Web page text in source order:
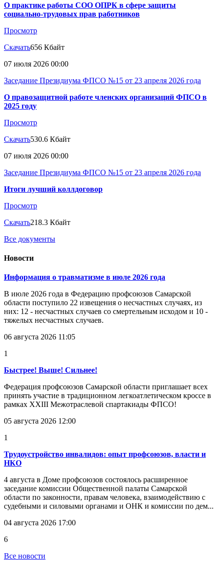
О практике работы СОО ОПРК в сфере защиты
социально-трудовых прав работников
Просмотр
Скачать656 Кбайт
07 июля 2026 00:00
Заседание Президиума ФПСО №15 от 23 апреля 2026 года
О правозащитной работе членских организаций ФПСО в
2025 году
Просмотр
Скачать530.6 Кбайт
07 июля 2026 00:00
Заседание Президиума ФПСО №15 от 23 апреля 2026 года
Итоги лучший коллдоговор
Просмотр
Скачать218.3 Кбайт
Все документы
Новости
Информация о травматизме в июле 2026 года
В июле 2026 года в Федерацию профсоюзов Самарской
области поступило 22 извещения о несчастных случаях, из
них: 12 - несчастных случаев со смертельным исходом и 10 -
тяжелых несчастных случаев.
06 августа 2026 11:05
1
Быстрее! Выше! Сильнее!
Федерация профсоюзов Самарской области приглашает всех
принять участие в традиционном легкоатлетическом кроссе в
рамках XXIII Межотраслевой спартакиады ФПСО!
05 августа 2026 12:00
1
Трудоустройство инвалидов: опыт профсоюзов, власти и
НКО
4 августа в Доме профсоюзов состоялось расширенное
заседание комиссии Общественной палаты Самарской
области по законности, правам человека, взаимодействию с
судебными и силовыми органами и ОНК и комиссии по дем...
04 августа 2026 17:00
6
Все новости